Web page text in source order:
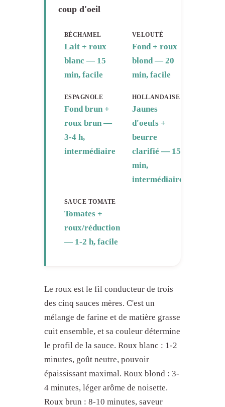
coup d'oeil
BÉCHAMEL
Lait + roux
blanc — 15
min, facile
VELOUTÉ
Fond + roux
blond — 20
min, facile
ESPAGNOLE
Fond brun +
roux brun —
3-4 h,
intermédiaire
HOLLANDAISE
Jaunes
d'oeufs +
beurre
clarifié — 15
min,
intermédiaire
SAUCE TOMATE
Tomates +
roux/réduction
— 1-2 h, facile
Le roux est le fil conducteur de trois
des cinq sauces mères. C'est un
mélange de farine et de matière grasse
cuit ensemble, et sa couleur détermine
le profil de la sauce. Roux blanc : 1-2
minutes, goût neutre, pouvoir
épaississant maximal. Roux blond : 3-
4 minutes, léger arôme de noisette.
Roux brun : 8-10 minutes, saveur